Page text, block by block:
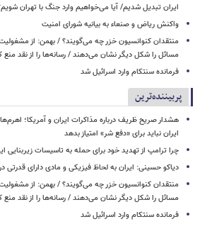
ایران تبدیل شدیم/ آیا می‌خواهیم وارد جنگ با تهران
واکنش ریاض و صنعاء به بیانیه شورای امنیت
منتقدان کنوانسیون خزر چه می‌گویند؟ / بهمن: از مشغولیت
مسائل را شکل دیگر نشان می‌دهند / رسانه‌ها را از نقد منع
فرمانده سنتکام وارد اسرائیل شد
پربیننده‌ترین
هشدار صریح ظریف درباره مذاکرات ایران و آمریکا؛
ایران نباید برای «دفع شر» امتیاز بدهد
چرا ترامپ از تهدید خود برای حمله به تاسیسات
دیاکو حسینی: ایران به لحاظ فیزیکی و مادی دارای
منتقدان کنوانسیون خزر چه می‌گویند؟ / بهمن: از مشغولیت
مسائل را شکل دیگر نشان می‌دهند / رسانه‌ها را از نقد منع
فرمانده سنتکام وارد اسرائیل شد